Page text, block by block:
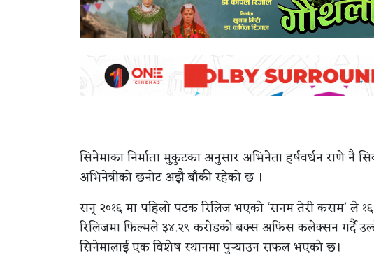
सिनेमाका निर्माता मुकुटका अनुसार अभिनेता हर्षवर्धन राणे नै
अभिनेत्रीको छनोट अझै बाँकी रहेको छ ।
सन् २०१६ मा पहिलो पटक रिलिज भएको ‘सनम तेरी कसम’ ले
रिलिजमा फिल्मले ३४.२९ करोडको बक्स अफिस कलेक्सन गर्दै
सिनेमालाई एक विशेष स्थानमा पुर्‍याउन सफल भएको छ।